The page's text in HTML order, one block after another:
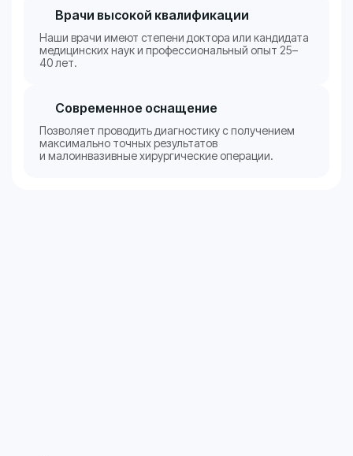
Врачи высокой квалификации
Наши врачи имеют степени доктора или кандидата
медицинских наук и профессиональный опыт 25–
40 лет.
Современное оснащение
Позволяет проводить диагностику с получением
максимально точных результатов
и малоинвазивные хирургические операции.